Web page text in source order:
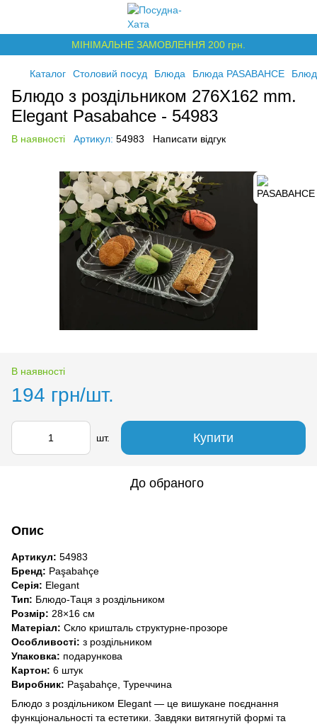
МІНІМАЛЬНЕ ЗАМОВЛЕННЯ 200 грн.
Каталог Столовий посуд Блюда Блюда PASABAHCE
Блюдо з роздільником 276Х162 mm.
Elegant Pasabahce - 54983
В наявності Артикул: 54983 Написати відгук
В наявності
194 грн/шт.
шт. Купити
До обраного
Опис
Артикул: 54983
Бренд: Paşabahçe
Серія: Elegant
Тип: Блюдо-Таця з роздільником
Розмір: 28×16 см
Матеріал: Скло кришталь структурне-прозоре
Особливості: з роздільником
Упаковка: подарункова
Картон: 6 штук
Виробник: Paşabahçe, Туреччина
Блюдо з роздільником Elegant — це вишукане поєднання
функціональності та естетики. Завдяки витягнутій формі та